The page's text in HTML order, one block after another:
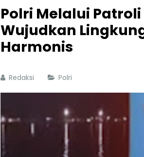
Polri Melalui
Wujudkan
Harmonis
Redaksi Polri